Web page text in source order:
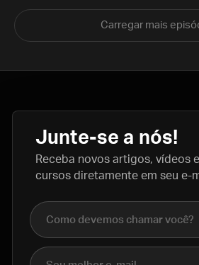
Carregar mais
Junte-se a nós!
Receba novos artigos, vídeos
cursos diretamente em seu e-
Nome completo
E-mail